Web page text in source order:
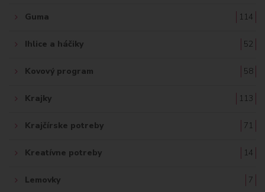
Guma 114
Ihlice a háčiky 52
Kovový program 58
Krajky 113
Krajčírske potreby 71
Kreatívne potreby 14
Lemovky 7